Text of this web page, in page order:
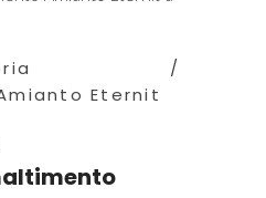
Eternit